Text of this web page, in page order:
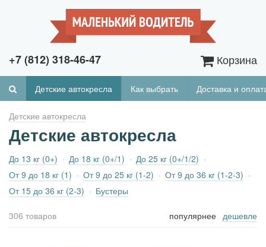
+7 (812) 318-46-47 Корзина
Детские автокресла Как выбрать Доставка и
Детские автокресла
Детские автокресла
До 13 кг (0+) До 18 кг (0+/1)
До 25 кг (0+/1/2)
От 9 до 18 кг (1)
От 9 до 25 кг (1-2)
От 9 до 36 кг (1-2-3)
От 15 до 36 кг (2-3)
Бустеры
306 товаров популярнее дешевле